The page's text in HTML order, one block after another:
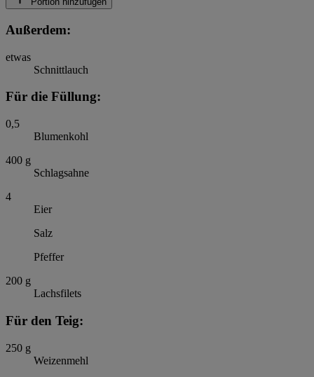
Außerdem:
etwas
Schnittlauch
Für die Füllung:
0,5
Blumenkohl
400 g
Schlagsahne
4
Eier
Salz
Pfeffer
200 g
Lachsfilets
Für den Teig:
250 g
Weizenmehl